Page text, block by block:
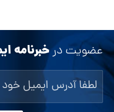
عضویت درخبرنامه